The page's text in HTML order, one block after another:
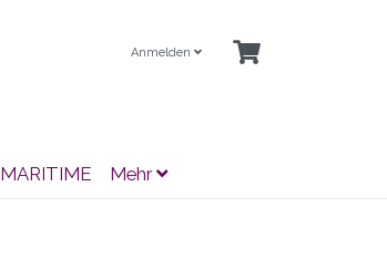
Anmelden
MARITIME Mehr